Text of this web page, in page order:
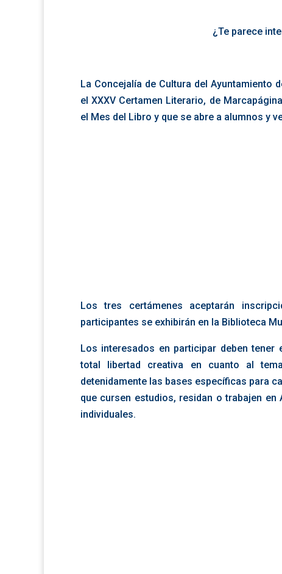
¿Te parece
La Concejalía de Cultura del Ayuntamiento
el XXXV Certamen Literario, de
el Mes del Libro y que se abre a alumnos y
Los tres certámenes aceptarán
participantes se exhibirán en la Biblioteca
Los interesados en participar deben tener
total libertad creativa en cuanto al
detenidamente las bases específicas para
que cursen estudios, residan o trabajen
individuales.